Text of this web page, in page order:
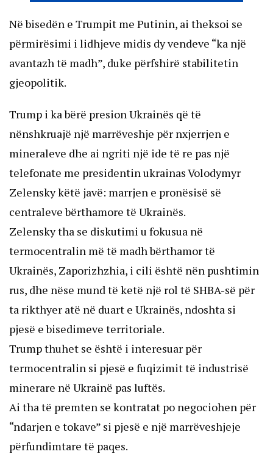
Në bisedën e Trumpit me Putinin, ai theksoi se
përmirësimi i lidhjeve midis dy vendeve “ka një
avantazh të madh”, duke përfshirë stabilitetin
gjeopolitik.
Trump i ka bërë presion Ukrainës që të
nënshkruajë një marrëveshje për nxjerrjen e
mineraleve dhe ai ngriti një ide të re pas një
telefonate me presidentin ukrainas Volodymyr
Zelensky këtë javë: marrjen e pronësisë së
centraleve bërthamore të Ukrainës.
Zelensky tha se diskutimi u fokusua në
termocentralin më të madh bërthamor të
Ukrainës, Zaporizhzhia, i cili është nën pushtimin
rus, dhe nëse mund të ketë një rol të SHBA-së për
ta rikthyer atë në duart e Ukrainës, ndoshta si
pjesë e bisedimeve territoriale.
Trump thuhet se është i interesuar për
termocentralin si pjesë e fuqizimit të industrisë
minerare në Ukrainë pas luftës.
Ai tha të premten se kontratat po negociohen për
“ndarjen e tokave” si pjesë e një marrëveshjeje
përfundimtare të paqes.